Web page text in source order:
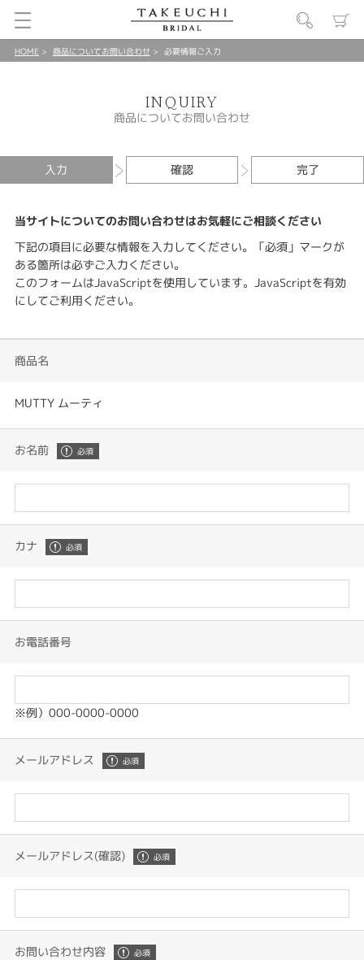
HOME 商品についてお問い合わせ 必要情報ご入力
INQUIRY
商品についてお問い合わせ
入力 確認 完了
当サイトについてのお問い合わせはお気軽にご相談ください
下記の項目に必要な情報を入力してください。「必須」マークが
ある箇所は必ずご入力ください。
このフォームはJavaScriptを使用しています。JavaScriptを有効
にしてご利用ください。
商品名
MUTTY ムーティ
お名前
カナ
お電話番号
※例）000-0000-0000
メールアドレス
メールアドレス(確認)
お問い合わせ内容